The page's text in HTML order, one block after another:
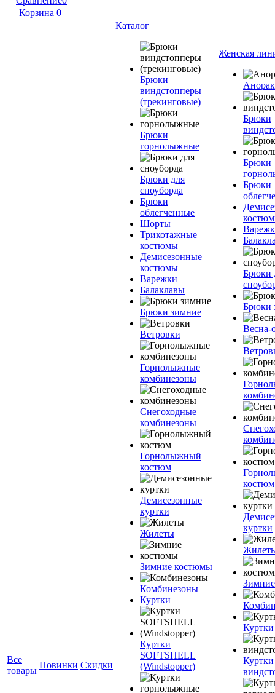
Корзина 0
Все
товары
Новинки Скидки
Каталог
Брюки
виндстопперы
(трекинговые)
Брюки
горнолыжные
Брюки для
сноуборда
Брюки
облегченные
Шорты
Трикотажные
костюмы
Демисезонные
костюмы
Варежки
Балаклавы
Брюки зимние
Ветровки
Горнолыжные
комбинезоны
Снегоходные
комбинезоны
Горнолыжный
костюм
Демисезонные
куртки
Жилеты
Зимние костюмы
Комбинезоны
Куртки
Куртки
SOFTSHELL
(Windstopper)
Женская
Брюки
Брюки
Брюки
Брюки
Брюки
Весна-
костюм
куртки
Куртки
Куртки